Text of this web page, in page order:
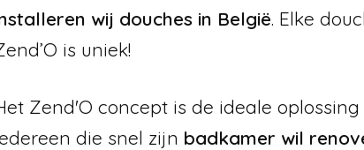
wij douches in België. Elke
is uniek!
Zend'O concept is de ideale
die snel zijn badkamer wil